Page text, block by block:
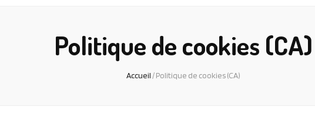
Politique de cookies (CA)
Accueil/Politique de cookies (CA)